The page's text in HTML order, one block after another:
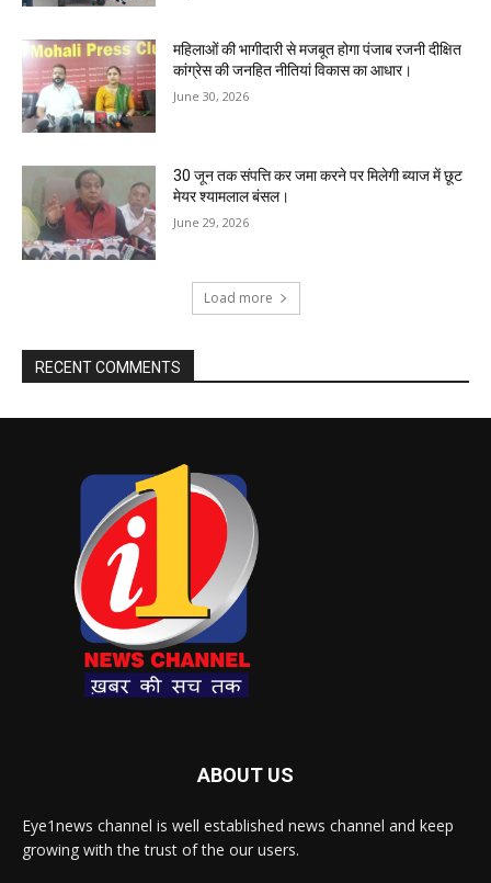
महिलाओं की भागीदारी से मजबूत होगा पंजाब रजनी दीक्षित
कांग्रेस की जनहित नीतियां विकास का आधार।
June 30, 2026
30 जून तक संपत्ति कर जमा करने पर मिलेगी ब्याज में छूट
मेयर श्यामलाल बंसल।
June 29, 2026
Load more
RECENT COMMENTS
ABOUT US
Eye1news channel is well established news channel and keep
growing with the trust of the our users.